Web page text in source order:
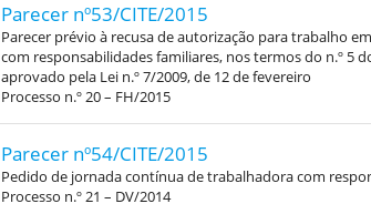
Parecer nº53/CITE/2015
Parecer prévio à recusa de autorização para trabalho
com responsabilidades familiares, nos termos do n.º 5
aprovado pela Lei n.º 7/2009, de 12 de fevereiro
Processo n.º 20 – FH/2015
Parecer nº54/CITE/2015
Pedido de jornada contínua de trabalhadora com
Processo n.º 21 – DV/2014